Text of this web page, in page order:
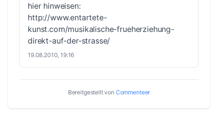
hier hinweisen:
http://www.entartete-
kunst.com/musikalische-frueherziehung-
direkt-auf-der-strasse/
19.08.2010, 19:16
Bereitgestellt von Commenteer